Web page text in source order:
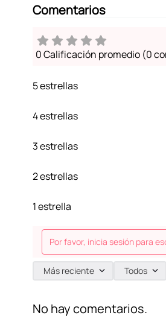
Comentarios
0 Calificación promedio (0
5 estrellas
4 estrellas
3 estrellas
2 estrellas
1 estrella
Por favor, inicia sesión para
Más reciente Todos
No hay comentarios.